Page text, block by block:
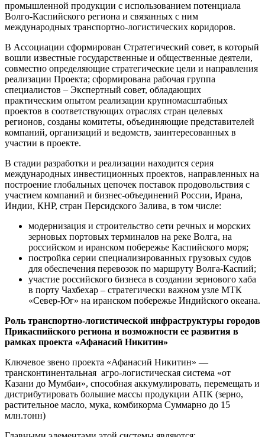
промышленной продукции с использованием потенциала
Волго-Каспийского региона и связанных с ним
международных транспортно-логистических коридоров.
В Ассоциации сформирован Стратегический совет, в который
вошли известные государственные и общественные деятели,
совместно определяющие стратегические цели и направления
реализации Проекта; сформирована рабочая группа
специалистов – Экспертный совет, обладающих
практическим опытом реализации крупномасштабных
проектов в соответствующих отраслях стран целевых
регионов, созданы комитеты, объединяющие представителей
компаний, организаций и ведомств, заинтересованных в
участии в проекте.
В стадии разработки и реализации находится серия
международных инвестиционных проектов, направленных на
построение глобальных цепочек поставок продовольствия с
участием компаний и бизнес-объединений России, Ирана,
Индии, КНР, стран Персидского Залива, в том числе:
модернизация и строительство сети речных и морских
зерновых портовых терминалов на реке Волга, на
российском и иранском побережье Каспийского моря;
постройка серии специализированных грузовых судов
для обеспечения перевозок по маршруту Волга-Каспий;
участие российского бизнеса в создании зернового хаба
в порту Чахбехар – стратегически важном узле МТК
«Север-Юг» на иранском побережье Индийского океана.
Роль транспортно-логистической инфраструктуры городов
Прикаспийского региона и возможности ее развития в
рамках проекта «Афанасий Никитин»
Ключевое звено проекта «Афанасий Никитин» —
трансконтинентальная агро-логистическая система «от
Казани до Мумбаи», способная аккумулировать, перемещать и
дистрибутировать большие массы продукции АПК (зерно,
растительное масло, мука, комбикорма Суммарно до 15
млн.тонн)